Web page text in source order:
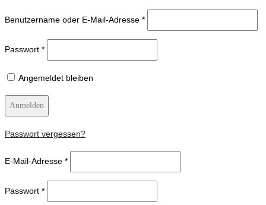
Benutzername oder E-Mail-Adresse *
Passwort *
Angemeldet bleiben
Anmelden
Passwort vergessen?
E-Mail-Adresse *
Passwort *